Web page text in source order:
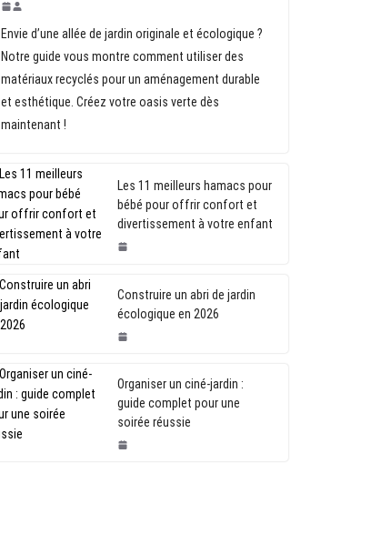
Envie d’une allée de jardin originale et écologique ?
Notre guide vous montre comment utiliser des
matériaux recyclés pour un aménagement durable
et esthétique. Créez votre oasis verte dès
maintenant !
Les 11 meilleurs hamacs pour
bébé pour offrir confort et
divertissement à votre enfant
Construire un abri de jardin
écologique en 2026
Organiser un ciné-jardin :
guide complet pour une
soirée réussie